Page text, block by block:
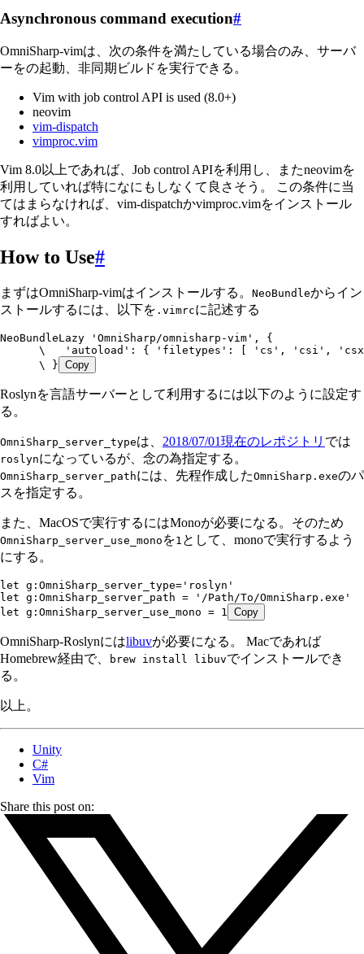
Asynchronous command execution#
OmniSharp-vimは、次の条件を満たしている場合のみ、サーバ
ーをの起動、非同期ビルドを実行できる。
Vim with job control API is used (8.0+)
neovim
vim-dispatch
vimproc.vim
Vim 8.0以上であれば、Job control APIを利用し、またneovimを
利用していれば特になにもしなくて良さそう。 この条件に当
てはまらなければ、vim-dispatchかvimproc.vimをインストール
すればよい。
How to Use#
まずはOmniSharp-vimはインストールする。 NeoBundleからイン
ストールするには、以下を .vimrcに記述する
NeoBundleLazy 'OmniSharp/omnisharp-vim', {
\   'autoload': { 'filetypes': [ 'cs', 'csi',
      \ }
Copy
Roslynを言語サーバーとして利用するには以下のように設定す
る。
OmniSharp_server_typeは、 2018/07/01現在のレポジトリ では
roslynになっているが、念の為指定する。
OmniSharp_server_pathには、先程作成したOmniSharp.exeのパ
スを指定する。
また、MacOSで実行するにはMonoが必要になる。そのため
OmniSharp_server_use_mono を1 として、monoで実行するよう
にする。
let g:OmniSharp_server_type='roslyn'
let g:OmniSharp_server_path = '/Path/To/OmniSharp.exe'
let g:OmniSharp_server_use_mono = 1
Copy
OmniSharp-Roslynにはlibuvが必要になる。 Macであれば
Homebrew経由で、
brew install libuvでインストールでき
る。
以上。
Unity
C#
Vim
Share this post on: